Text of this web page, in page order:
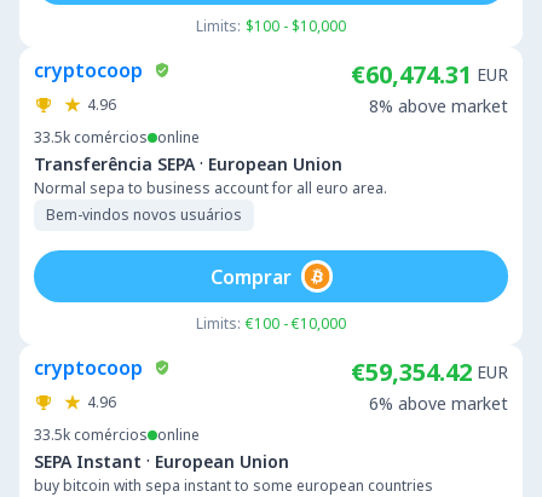
Limits: $100 - $10,000
cryptocoop
4.96
33.5k comércios online
Transferência SEPA · European Union
Normal sepa to business account for all euro area.
Bem-vindos novos usuários
€60,474.31 EUR
8% above market
Limits: €100 - €10,000
Comprar
cryptocoop
4.96
33.5k comércios online
SEPA Instant · European Union
buy bitcoin with sepa instant to some european countries
€59,354.42 EUR
6% above market